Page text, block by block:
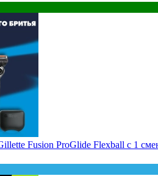
Fusion ProGlide Flexball с 1